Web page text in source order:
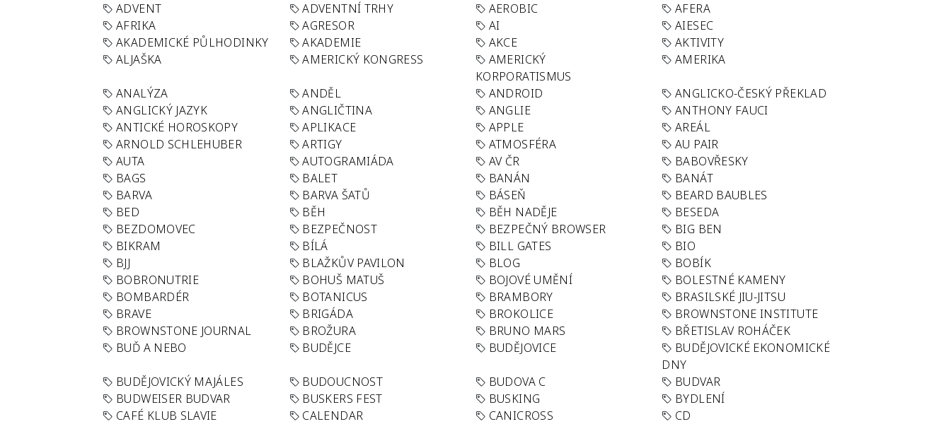
ADVENT
ADVENTNÍ TRHY AEROBIC
AFERA
AFRIKA
AGRESOR AI
AIESEC
AKADEMICKÉ PŮLHODINKY
AKADEMIE AKCE
AKTIVITY
ALJAŠKA
AMERICKÝ KONGRESS
AMERICKÝ
KORPORATISMUS
AMERIKA
ANALÝZA ANDĚL ANDROID
ANGLICKO-ČESKÝ PŘEKLAD
ANGLICKÝ JAZYK
ANGLIČTINA ANGLIE
ANTHONY FAUCI
ANTICKÉ HOROSKOPY
APLIKACE APPLE
AREÁL
ARNOLD SCHLEHUBER
ARTIGY ATMOSFÉRA
AU PAIR
AUTA
AUTOGRAMIÁDA AV ČR
BABOVŘESKY
BAGS
BALET BANÁN
BANÁT
BARVA
BARVA ŠATŮ BÁSEŇ
BEARD BAUBLES
BED
BĚH BĚH NADĚJE
BESEDA
BEZDOMOVEC
BEZPEČNOST BEZPEČNÝ BROWSER
BIG BEN
BIKRAM
BÍLÁ BILL GATES
BIO
BJJ
BLAŽKŮV PAVILON BLOG
BOBÍK
BOBRONUTRIE
BOHUŠ MATUŠ BOJOVÉ UMĚNÍ
BOLESTNÉ KAMENY
BOMBARDÉR
BOTANICUS BRAMBORY
BRASILSKÉ JIU-JITSU
BRAVE
BRIGÁDA BROKOLICE
BROWNSTONE INSTITUTE
BROWNSTONE JOURNAL
BROŽURA BRUNO MARS
BŘETISLAV ROHÁČEK
BUĎ A NEBO
BUDĚJCE BUDĚJOVICE
BUDĚJOVICKÉ EKONOMICKÉ
DNY
BUDĚJOVICKÝ MAJÁLES
BUDOUCNOST BUDOVA C
BUDVAR
BUDWEISER BUDVAR
BUSKERS FEST BUSKING
BYDLENÍ
CAFÉ KLUB SLAVIE
CALENDAR CANICROSS
CD